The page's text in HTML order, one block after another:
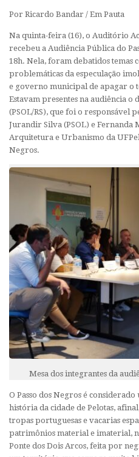
Por Ricardo Bandar / Em Pauta
Na quinta-feira (16), o Auditório
recebeu a Audiência Pública do
18h. Nela, foram debatidos temas
problemáticas da especulação
e governo municipal de apagar
Estavam presentes na audiência o
(PSOL/RS), que foi o responsável
Jurandir Silva (PSOL) e Fernanda
Arquitetura e Urbanismo da
Negros.
Mesa dos integrantes da
O Passo dos Negros é
história da cidade de Pelotas,
tropas portuguesas e vacarias
patrimônios material e imaterial,
Ponte dos Dois Arcos, feita por